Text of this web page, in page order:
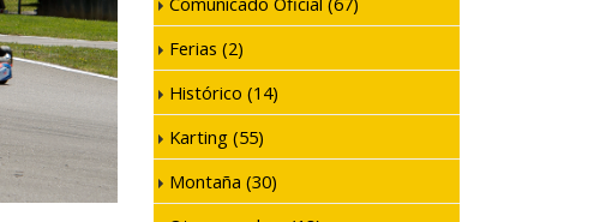
Ferias (2)
Histórico (14)
Karting (55)
Montaña (30)